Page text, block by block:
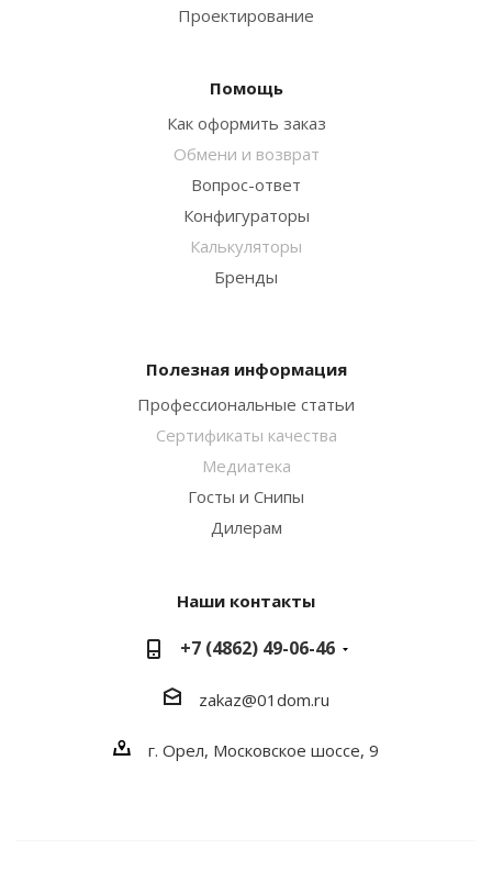
Проектирование
Помощь
Как оформить заказ
Обмени и возврат
Вопрос-ответ
Конфигураторы
Калькуляторы
Бренды
Полезная информация
Профессиональные статьи
Сертификаты качества
Медиатека
Госты и Снипы
Дилерам
Наши контакты
+7 (4862) 49-06-46
zakaz@01dom.ru
г. Орел, Московское шоссе, 9